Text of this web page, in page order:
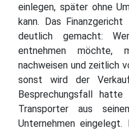
einlegen, später ohne
kann. Das
deutlich gemacht:
entnehmen möchte,
nachweisen und zeitlich
sonst wird der
Besprechungsfall
Transporter aus
Unternehmen